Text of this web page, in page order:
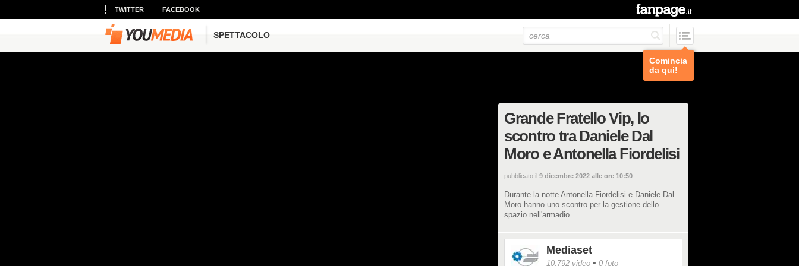
TWITTER FACEBOOK
SPETTACOLO
Comincia
da qui!
Grande Fratello Vip, lo
scontro tra Daniele Dal
Moro e Antonella Fiordelisi
pubblicato il 9 dicembre 2022 alle ore 10:50
Durante la notte Antonella Fiordelisi e Daniele Dal
Moro hanno uno scontro per la gestione dello
spazio nell'armadio.
Mediaset
10.792 video • 0 foto